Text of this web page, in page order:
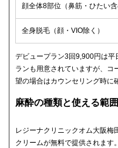
顔全体8部位（鼻筋・ひたい含
全身脱毛（顔・VIO除く）
デビュープラン3回9,900円は
ランも用意されていますが、コ
望の場合はカウンセリング時に
麻酔の種類と使える範
レジーナクリニックオム大阪梅
クリームが無料で提供されます